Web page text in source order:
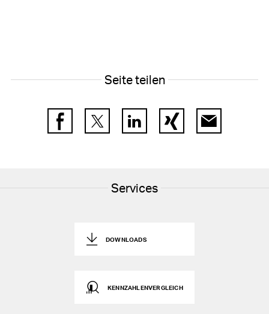
Seite teilen
FacebookTwitter LinkedIn Xing E-Mail
Services
DOWNLOADS
KENNZAHLENVERGLEICH